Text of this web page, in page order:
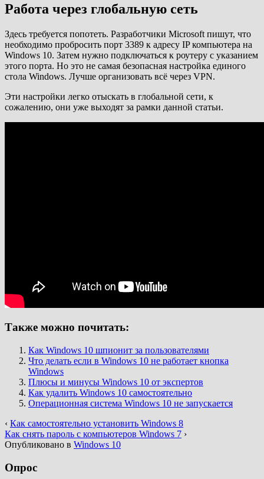
Работа через глобальную сеть
Здесь требуется попотеть. Разработчики Microsoft пишут, что
необходимо пробросить порт 3389 к адресу IP компьютера на
Windows 10. Затем нужно подключаться к роутеру с указанием
этого порта. Но это не самая безопасная настройка единого
стола Windows. Лучше организовать всё через VPN.
Эти настройки легко отыскать в глобальной сети, к
сожалению, они уже выходят за рамки данной статьи.
Также можно почитать:
Как Windows 10 шпионит за пользователями
Что делать если в Windows 10 не работает кнопка
Windows
Плюсы и минусы Windows 10 от экспертов
Как удалить Windows 10 самостоятельно
Операционная система Windows 10 не запускается
‹ Как самостоятельно установить Windows 8
Как снять пароль с компьютеров Windows 7 ›
Опубликовано в Windows 10
Опрос